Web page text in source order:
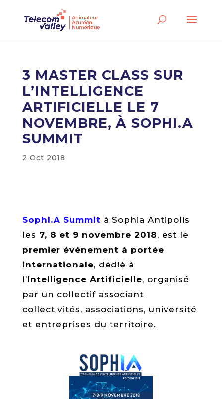
3 MASTER CLASS SUR
L’INTELLIGENCE
ARTIFICIELLE LE 7
NOVEMBRE, À SOPHI.A
SUMMIT
2 Oct 2018
SophI.A Summit à Sophia Antipolis
les 7, 8 et 9 novembre 2018, est le
premier événement à portée
internationale, dédié à
l’Intelligence Artificielle, organisé
par un collectif associant
collectivités, associations, université
et entreprises du territoire.